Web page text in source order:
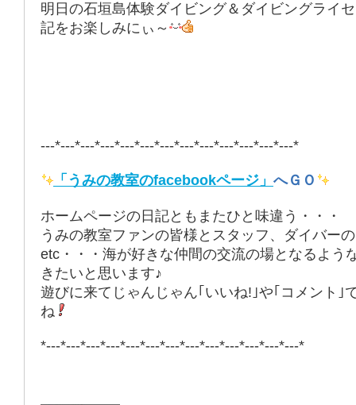
明日の石垣島体験ダイビング＆ダイビングライ
記をお楽しみにぃ～
---*---*---*---*---*---*---*---*---*---*---*---*---*
「うみの教室のfacebookページ」 へＧＯ
ホームページの日記ともまたひと味違う・・・
うみの教室ファンの皆様とスタッフ、ダイバー
etc・・・海が好きな仲間の交流の場となるよう
きたいと思います♪
遊びに来てじゃんじゃん｢いいね!｣や｢コメント｣
ね
*---*---*---*---*---*---*---*---*---*---*---*---*---*